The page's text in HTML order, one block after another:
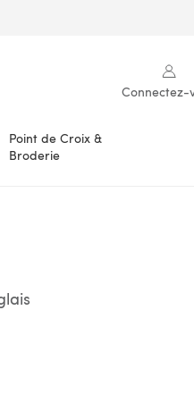
Connectez-
Point de Croix &
Broderie